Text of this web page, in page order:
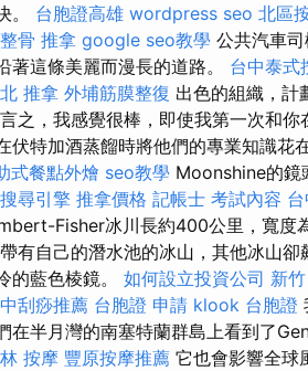
。 台胞證高雄 wordpress seo 北區
整骨 推拿 google seo教學 公共汽車
著這條美麗而漫長的道路。 台中泰式
推拿 外埔筋膜整復 出色的組織，計
之，我感覺很棒，即使我第一次和
伏特加酒蒸餾時將他們的專業知識花
式餐點外燴 seo教學 Moonshine的鏡
搜尋引擎 推拿價格 記帳士 考試內容
Fisher冰川長約400公里，寬度
有自己的潛水池的冰山，其他冰山
的藍色棱鏡。 如何設立投資公司 新
刮痧推薦 台胞證 申請 klook 台胞證
在半月灣的南塞特蘭群島上看到了
按摩 豐原按摩推薦 它也會影響全球